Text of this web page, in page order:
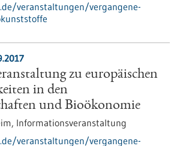
veranstaltungen/vergangene-
zu europäischen
in den
und Bioökonomie
Informationsveranstaltung
veranstaltungen/vergangene-